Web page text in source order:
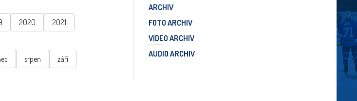
2020
2021
srpen
září
ARCHIV
FOTO ARCHIV
VIDEO ARCHIV
AUDIO ARCHIV